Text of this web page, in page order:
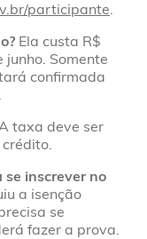
participante
Ela custa R$
Somente
confirmada
A taxa deve ser
inscrever no
a isenção
se
fazer a prova.